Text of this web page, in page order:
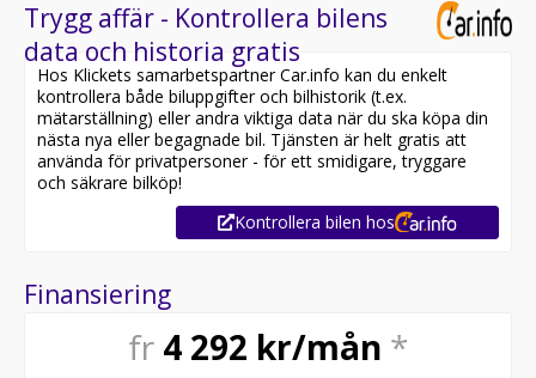
Trygg affär - Kontrollera bilens
data och historia gratis
Hos Klickets samarbetspartner Car.info kan du enkelt
kontrollera både biluppgifter och bilhistorik (t.ex.
mätarställning) eller andra viktiga data när du ska köpa din
nästa nya eller begagnade bil. Tjänsten är helt gratis att
använda för privatpersoner - för ett smidigare, tryggare
och säkrare bilköp!
Kontrollera bilen hos
Finansiering
fr 4 292 kr/mån *